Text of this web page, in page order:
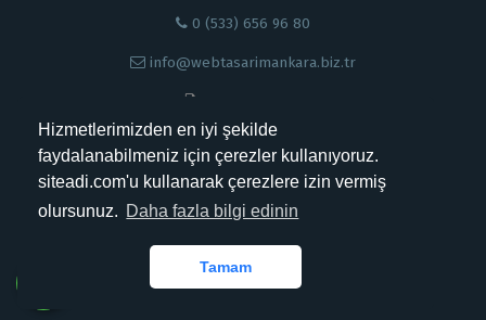
Hizmetlerimizden en iyi şekilde
faydalanabilmeniz için çerezler kullanıyoruz.
siteadi.com'u kullanarak çerezlere izin vermiş
olursunuz. Daha fazla bilgi edinin
Tamam
0 (533) 656 96 80
info@webtasarimankara.biz.tr
Kabul Ettiğimiz Ödemeler